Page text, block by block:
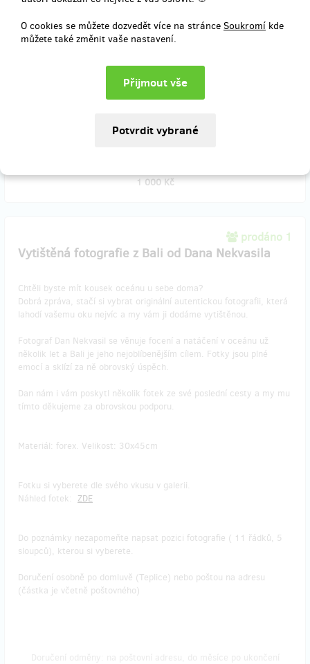
O cookies se můžete dozvedět více na stránce Soukromí kde
můžete také změnit vaše nastavení.
(ubytování, pronájem skútru, soukromý řidič a cesty po Bali..).
Detaily vám rádi upřesníme, a nebo je najdete na našem webu.
Víte o někom, kdo se k nám chystá a chceme mu přispět na
Poukaz následně uplatňujte přímo u Riviera House.
Dejte nám vědět, kdy dorazíte a vše pro vás připravíme.
1 000 Kč
prodáno 1
Vytištěná fotografie z Bali od Dana Nekvasila
Chtěli byste mít kousek oceánu u sebe doma?
Dobrá zpráva, stačí si vybrat originální autentickou fotografii, která
lahodí vašemu oku nejvíc a my vám ji dodáme vytištěnou.
Fotograf Dan Nekvasil se věnuje focení a natáčení v oceánu už
několik let a Bali je jeho nejoblíbenějším cílem. Fotky jsou plné
emocí a sklízí za ně obrovský úspěch.
Dan nám i vám poskytl několik fotek ze své poslední cesty a my mu
tímto děkujeme za obrovskou podporu.
Materiál: forex. Velikost: 30x45cm
Fotku si vyberete dle svého vkusu v galerii.
Náhled fotek: ZDE
Do poznámky nezapomeňte napsat pozici fotografie ( 11 řádků, 5
sloupců), kterou si vyberete.
Doručení osobně po domluvě (Teplice) nebo poštou na adresu
(částka je včetně poštovného)